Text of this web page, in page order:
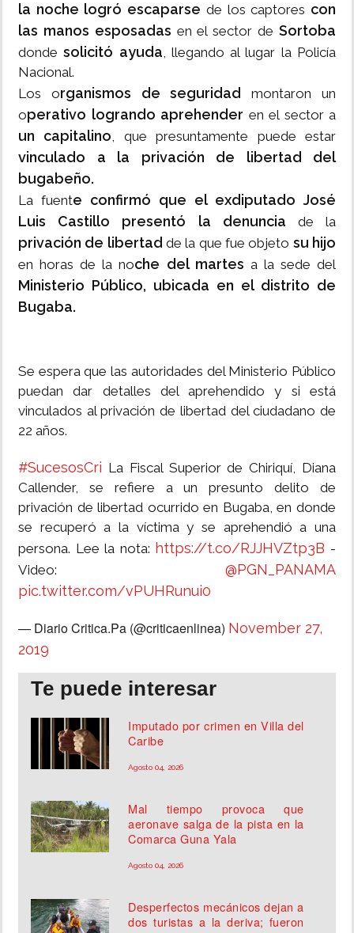
la noche logró escaparse de los captores con
las manos esposadas en el sector de Sortoba
dondesolicitó ayuda, llegando al lugar la Policía
Nacional.
Los organismos de seguridadmontaron un
operativo logrando aprehender en el sector a
un capitalino, que presuntamente puede estar
vinculado a la privación de libertad del
bugabeño.
La fuente confirmó que el exdiputado José
Luis Castillo presentó la denuncia de la
privación de libertad de la que fue objeto su hijo
en horas de la noche del martes a la sede del
Ministerio Público, ubicada en el distrito de
Bugaba.
Se espera que las autoridades del Ministerio Público
puedan dar detalles del aprehendido y si está
vinculados al privación de libertad del ciudadano de
22 años.
#SucesosCri La Fiscal Superior de Chiriquí, Diana
Callender, se refiere a un presunto delito de
privación de libertad ocurrido en Bugaba, en donde
se recuperó a la víctima y se aprehendió a una
persona. Lee la nota: https://t.co/RJJHVZtp3B -
Video: @PGN_PANAMA
pic.twitter.com/vPUHRunui0
— Diario Critica.Pa (@criticaenlinea) November 27,
2019
Te puede interesar
Imputado por crimen en Villa del
Caribe
Agosto 04, 2026
Mal tiempo provoca que
aeronave salga de la pista en la
Comarca Guna Yala
Agosto 04, 2026
Desperfectos mecánicos dejan a
dos turistas a la deriva; fueron